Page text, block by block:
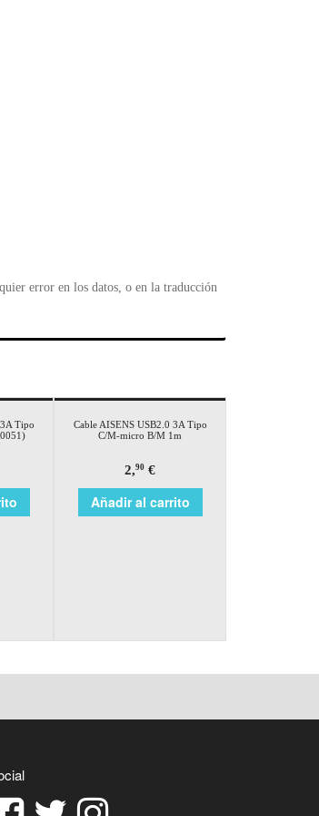
error en los datos, o en la traducción
Tipo
Cable AISENS USB2.0 3A Tipo
C/M-micro B/M 1m
2,90 €
Añadir al carrito